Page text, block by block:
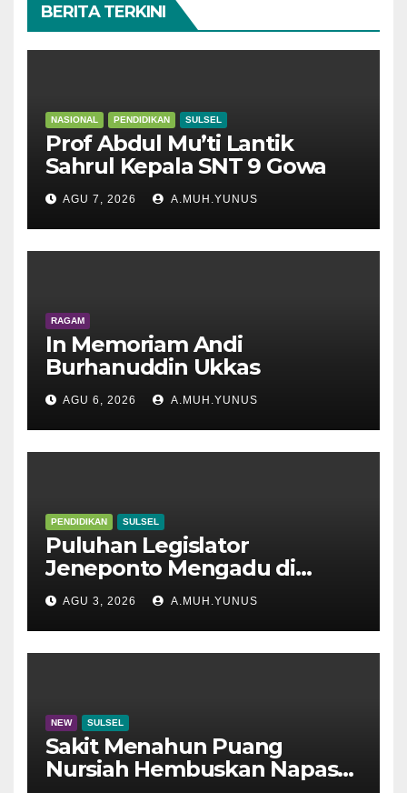
BERITA TERKINI
NASIONAL PENDIDIKAN SULSEL
Prof Abdul Mu’ti Lantik
Sahrul Kepala SNT 9 Gowa
AGU 7, 2026 A.MUH.YUNUS
RAGAM
In Memoriam Andi
Burhanuddin Ukkas
AGU 6, 2026 A.MUH.YUNUS
PENDIDIKAN SULSEL
Puluhan Legislator
Jeneponto Mengadu di
Disdik Sulsel
AGU 3, 2026 A.MUH.YUNUS
NEW SULSEL
Sakit Menahun Puang
Nursiah Hembuskan Napas